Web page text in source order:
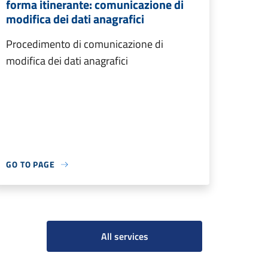
forma itinerante: comunicazione di
modifica dei dati anagrafici
Procedimento di comunicazione di
modifica dei dati anagrafici
GO TO PAGE
All services